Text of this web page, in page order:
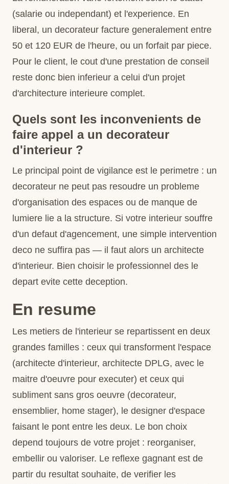
(salarie ou independant) et l'experience. En
liberal, un decorateur facture generalement entre
50 et 120 EUR de l'heure, ou un forfait par piece.
Pour le client, le cout d'une prestation de conseil
reste donc bien inferieur a celui d'un projet
d'architecture interieure complet.
Quels sont les inconvenients de
faire appel a un decorateur
d'interieur ?
Le principal point de vigilance est le perimetre : un
decorateur ne peut pas resoudre un probleme
d'organisation des espaces ou de manque de
lumiere lie a la structure. Si votre interieur souffre
d'un defaut d'agencement, une simple intervention
deco ne suffira pas — il faut alors un architecte
d'interieur. Bien choisir le professionnel des le
depart evite cette deception.
En resume
Les metiers de l'interieur se repartissent en deux
grandes familles : ceux qui transforment l'espace
(architecte d'interieur, architecte DPLG, avec le
maitre d'oeuvre pour executer) et ceux qui
subliment sans gros oeuvre (decorateur,
ensemblier, home stager), le designer d'espace
faisant le pont entre les deux. Le bon choix
depend toujours de votre projet : reorganiser,
embellir ou valoriser. Le reflexe gagnant est de
partir du resultat souhaite, de verifier les